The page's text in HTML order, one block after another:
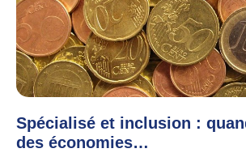
Spécialisé et inclusion :
des économies…